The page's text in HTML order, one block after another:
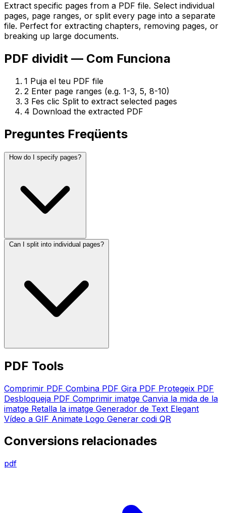
Extract specific pages from a PDF file. Select individual
pages, page ranges, or split every page into a separate
file. Perfect for extracting chapters, removing pages, or
breaking up large documents.
PDF dividit — Com Funciona
1 Puja el teu PDF file
2 Enter page ranges (e.g. 1-3, 5, 8-10)
3 Fes clic Split to extract selected pages
4 Download the extracted PDF
Preguntes Freqüents
How do I specify pages?
Can I split into individual pages?
PDF Tools
Comprimir PDF Combina PDF Gira PDF Protegeix PDF
Desbloqueja PDF Comprimir imatge Canvia la mida de la
imatge Retalla la imatge Generador de Text Elegant
Vídeo a GIF Animate Logo Generar codi QR
Conversions relacionades
pdf